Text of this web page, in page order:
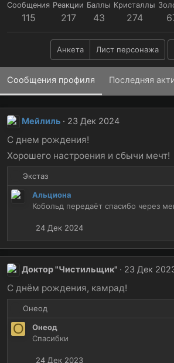
Сообщения
115
Реакции
217
Баллы
43
Кристаллы
274
Анкета Лист персонажа
Сообщения профиля Последняя
Мейлиль 23 Дек 2024
С днем рождения!
Хорошего настроения и сбычи мечт!
Р
и
Экстаз
Альциона
Кобольд передаёт спасибо через
24 Дек 2024
Доктор "Чистильщик" 23 Дек
С днём рождения, камрад!
Р
а
Онеод
О
Онеод
Спасибки
24 Дек 2023